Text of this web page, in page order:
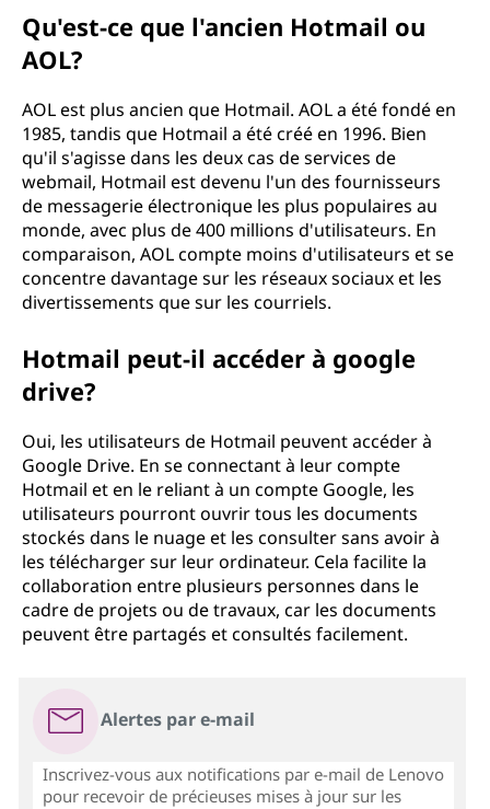
Qu'est-ce que l'ancien Hotmail ou
AOL?
AOL est plus ancien que Hotmail. AOL a été fondé en
1985, tandis que Hotmail a été créé en 1996. Bien
qu'il s'agisse dans les deux cas de services de
webmail, Hotmail est devenu l'un des fournisseurs
de messagerie électronique les plus populaires au
monde, avec plus de 400 millions d'utilisateurs. En
comparaison, AOL compte moins d'utilisateurs et se
concentre davantage sur les réseaux sociaux et les
divertissements que sur les courriels.
Hotmail peut-il accéder à google
drive?
Oui, les utilisateurs de Hotmail peuvent accéder à
Google Drive. En se connectant à leur compte
Hotmail et en le reliant à un compte Google, les
utilisateurs pourront ouvrir tous les documents
stockés dans le nuage et les consulter sans avoir à
les télécharger sur leur ordinateur. Cela facilite la
collaboration entre plusieurs personnes dans le
cadre de projets ou de travaux, car les documents
peuvent être partagés et consultés facilement.
Alertes par e-mail
Inscrivez-vous aux notifications par e-mail de Lenovo
pour recevoir de précieuses mises à jour sur les